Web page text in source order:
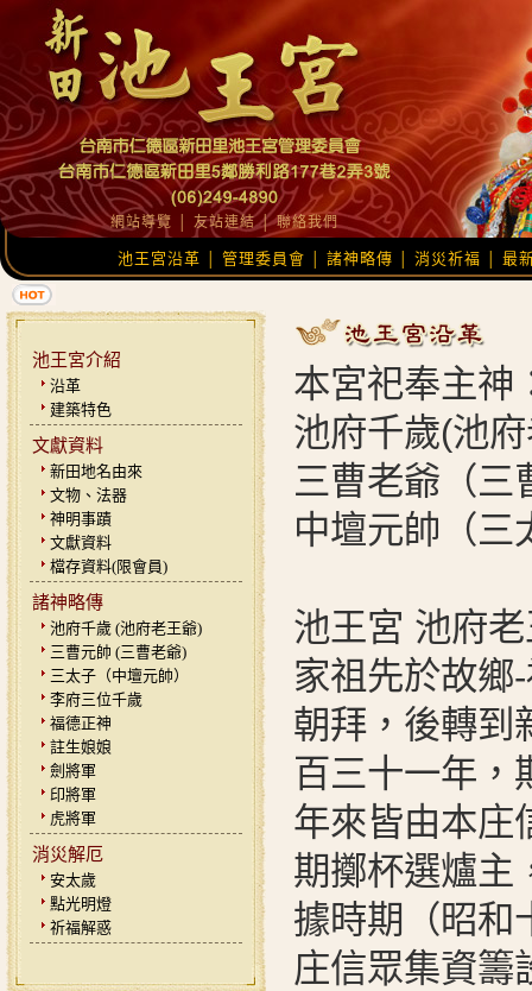
網站導覽 友站連結│聯絡我們
池王宮沿革 管理委員會 諸神略傳 消災祈福 最
池王宮介紹
沿革
建築特色
文獻資料
新田地名由來
文物、法器
神明事蹟
文獻資料
檔存資料(限會員)
諸神略傳
池府千歲 (池府老王爺)
三曹元帥 (三曹老爺)
三太子（中壇元帥）
李府三位千歲
福德正神
註生娘娘
劍將軍
印將軍
虎將軍
消災解厄
安太歲
點光明燈
祈福解惑
本宮祀奉主神
池府千歲(池
三曹老爺（三
中壇元帥（三
池王宮 池府
家祖先於故鄉
朝拜，後轉到
百三十一年，
年來皆由本庄
期擲杯選爐主
據時期（昭和
庄信眾集資籌